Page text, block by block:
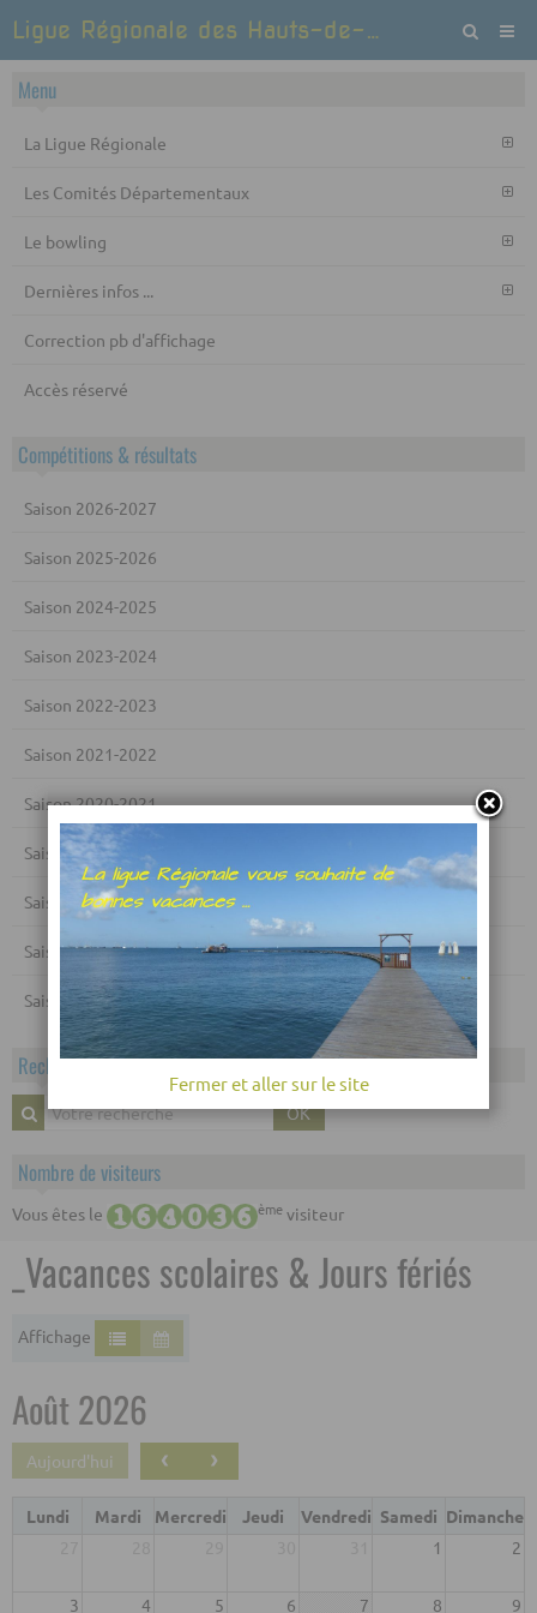
Ligue Régionale des Hauts-de-France de Bowling et Sports de quilles
Menu
La Ligue Régionale
Les Comités Départementaux
Le bowling
Dernières infos ...
Correction pb d'affichage
Accès réservé
Compétitions & résultats
Saison 2026-2027
Saison 2025-2026
Saison 2024-2025
Saison 2023-2024
Saison 2022-2023
Saison 2021-2022
Saison 2020-2021
Saison 2019-2020
Saison 2018-2019
Saison 2017-2018
Saison 2016-2017
Rechercher dans le calendrier
OK
Nombre de visiteurs
Vous êtes le èmevisiteur
_Vacances scolaires & Jours fériés
Affichage
Août 2026
Aujourd'hui ‹ ›
Lundi Mardi Mercredi Jeudi Vendredi Samedi Dimanche
1 2
3 4 5 6 7 8 9
Fermer et aller sur le site